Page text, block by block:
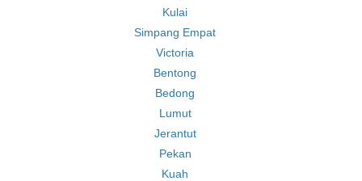
Kulai
Simpang Empat
Victoria
Bentong
Bedong
Lumut
Jerantut
Pekan
Kuah